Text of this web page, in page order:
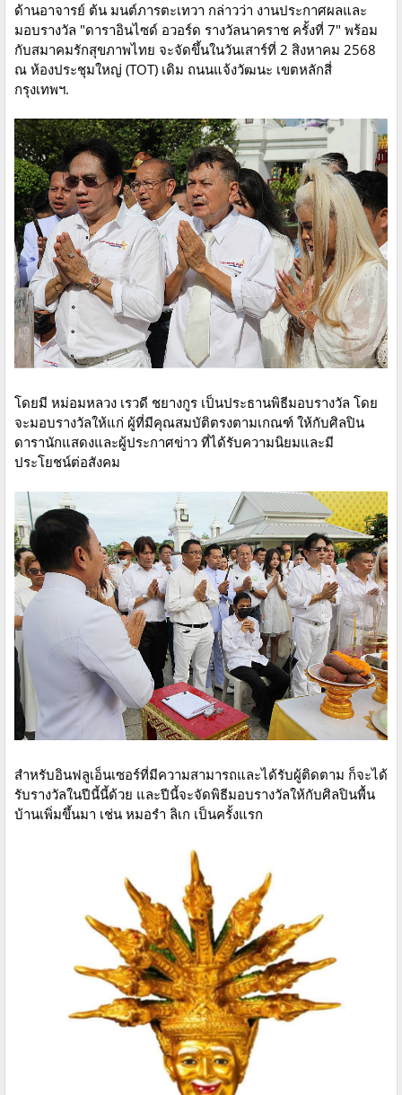
ด้านอาจารย์ ต้น มนต์ภารตะเทวา กล่าวว่า งานประกาศผลและ
มอบรางวัล "ดาราอินไซด์ อวอร์ด รางวัลนาคราช ครั้งที่ 7" พร้อม
กับสมาคมรักสุขภาพไทย จะจัดขึ้นในวันเสาร์ที่ 2 สิงหาคม 2568
ณ ห้องประชุมใหญ่ (TOT) เดิม ถนนแจ้งวัฒนะ เขตหลักสี่
กรุงเทพฯ.
โดยมี หม่อมหลวง เรวดี ชยางกูร เป็นประธานพิธีมอบรางวัล โดย
จะมอบรางวัลให้แก่ ผู้ที่มีคุณสมบัติตรงตามเกณฑ์ ให้กับศิลปิน
ดารานักแสดงและผู้ประกาศข่าว ที่ได้รับความนิยมและมี
ประโยชน์ต่อสังคม
สำหรับอินฟลูเอ็นเซอร์ที่มีความสามารถและได้รับผู้ติดตาม ก็จะได้
รับรางวัลในปีนี้นี้ด้วย และปีนี้จะจัดพิธีมอบรางวัลให้กับศิลปินพื้น
บ้านเพิ่มขึ้นมา เช่น หมอรำ ลิเก เป็นครั้งแรก